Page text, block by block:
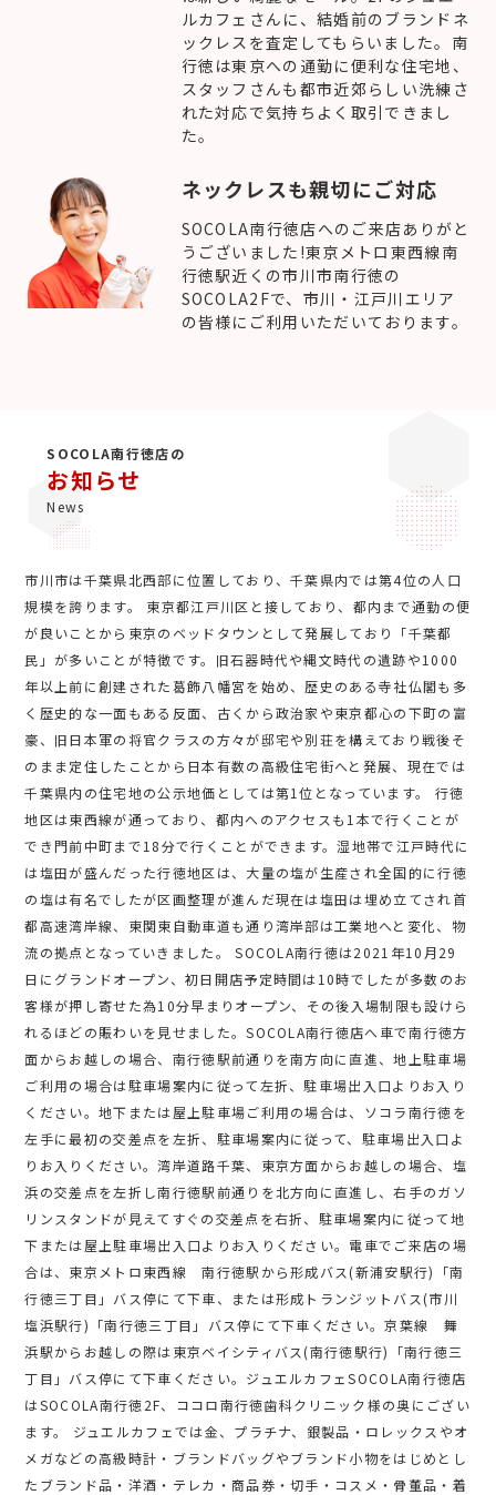
ルカフェさんに、結婚前のブランドネ
ックレスを査定してもらいました。南
行徳は東京への通勤に便利な住宅地、
スタッフさんも都市近郊らしい洗練さ
れた対応で気持ちよく取引できまし
た。
ネックレスも親切にご対応
SOCOLA南行徳店へのご来店ありがと
うございました!東京メトロ東西線南
行徳駅近くの市川市南行徳の
SOCOLA2Fで、市川・江戸川エリア
の皆様にご利用いただいております。
SOCOLA南行徳店の
お知らせ
News
市川市は千葉県北西部に位置しており、千葉県内では第4位の人口
規模を誇ります。 東京都江戸川区と接しており、都内まで通勤の便
が良いことから東京のベッドタウンとして発展しており「千葉都
民」が多いことが特徴です。旧石器時代や縄文時代の遺跡や1000
年以上前に創建された葛飾八幡宮を始め、歴史のある寺社仏閣も多
く歴史的な一面もある反面、古くから政治家や東京都心の下町の富
豪、旧日本軍の将官クラスの方々が邸宅や別荘を構えており戦後そ
のまま定住したことから日本有数の高級住宅街へと発展、現在では
千葉県内の住宅地の公示地価としては第1位となっています。 行徳
地区は東西線が通っており、都内へのアクセスも1本で行くことが
でき門前中町まで18分で行くことができます。湿地帯で江戸時代に
は塩田が盛んだった行徳地区は、大量の塩が生産され全国的に行徳
の塩は有名でしたが区画整理が進んだ現在は塩田は埋め立てされ首
都高速湾岸線、東関東自動車道も通り湾岸部は工業地へと変化、物
流の拠点となっていきました。 SOCOLA南行徳は2021年10月29
日にグランドオープン、初日開店予定時間は10時でしたが多数のお
客様が押し寄せた為10分早まりオープン、その後入場制限も設けら
れるほどの賑わいを見せました。SOCOLA南行徳店へ車で南行徳方
面からお越しの場合、南行徳駅前通りを南方向に直進、地上駐車場
ご利用の場合は駐車場案内に従って左折、駐車場出入口よりお入り
ください。地下または屋上駐車場ご利用の場合は、ソコラ南行徳を
左手に最初の交差点を左折、駐車場案内に従って、駐車場出入口よ
りお入りください。湾岸道路千葉、東京方面からお越しの場合、塩
浜の交差点を左折し南行徳駅前通りを北方向に直進し、右手のガソ
リンスタンドが見えてすぐの交差点を右折、駐車場案内に従って地
下または屋上駐車場出入口よりお入りください。電車でご来店の場
合は、東京メトロ東西線 南行徳駅から形成バス(新浦安駅行)「南
行徳三丁目」バス停にて下車、または形成トランジットバス(市川
塩浜駅行)「南行徳三丁目」バス停にて下車ください。京葉線 舞
浜駅からお越しの際は東京ベイシティバス(南行徳駅行)「南行徳三
丁目」バス停にて下車ください。ジュエルカフェSOCOLA南行徳店
はSOCOLA南行徳2F、ココロ南行徳歯科クリニック様の奥にござい
ます。 ジュエルカフェでは金、プラチナ、銀製品・ロレックスやオ
メガなどの高級時計・ブランドバッグやブランド小物をはじめとし
たブランド品・洋酒・テレカ・商品券・切手・コスメ・骨董品・着